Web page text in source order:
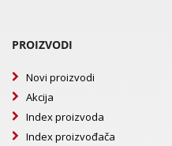
PROIZVODI
Novi proizvodi
Akcija
Index proizvoda
Index proizvođača